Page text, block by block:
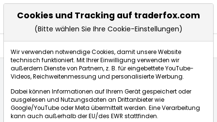
Börse:
Cookies und Tracking auf traderfox.com
(Bitte wählen Sie Ihre Cookie-Einstellungen)
Wir verwenden notwendige Cookies, damit unsere Website
technisch funktioniert. Mit Ihrer Einwilligung verwenden wir
außerdem Dienste von Partnern, z. B. für eingebettete YouTube-
Videos, Reichweitenmessung und personalisierte Werbung.
Dabei können Informationen auf Ihrem Gerät gespeichert oder
ausgelesen und Nutzungsdaten an Drittanbieter wie
Google/YouTube oder Meta übermittelt werden. Eine Verarbeitung
kann auch außerhalb der EU/des EWR stattfinden.